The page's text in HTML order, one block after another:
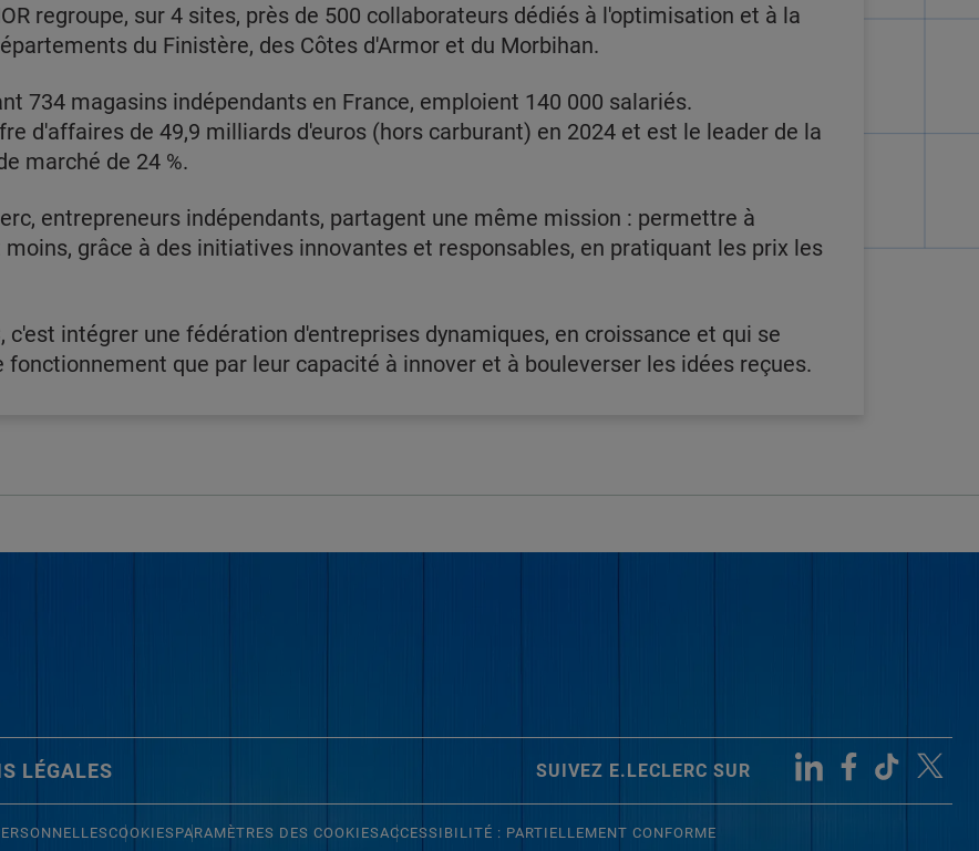
regroupe, sur 4 sites, près de 500 collaborateurs dédiés à l'optimisation et à la
du Finistère, des Côtes d'Armor et du Morbihan.
734 magasins indépendants en France, emploient 140 000 salariés.
d'affaires de 49,9 milliards d'euros (hors carburant) en 2024 et est le leader de la
marché de 24 %.
entrepreneurs indépendants, partagent une même mission : permettre à
grâce à des initiatives innovantes et responsables, en pratiquant les prix les
c'est intégrer une fédération d'entreprises dynamiques, en croissance et qui se
que par leur capacité à innover et à bouleverser les idées reçues.
LÉGALES SUIVEZ E.LECLERC SUR
COOKIES PARAMÈTRES DES COOKIESACCESSIBILITÉ : PARTIELLEMENT CONFORME